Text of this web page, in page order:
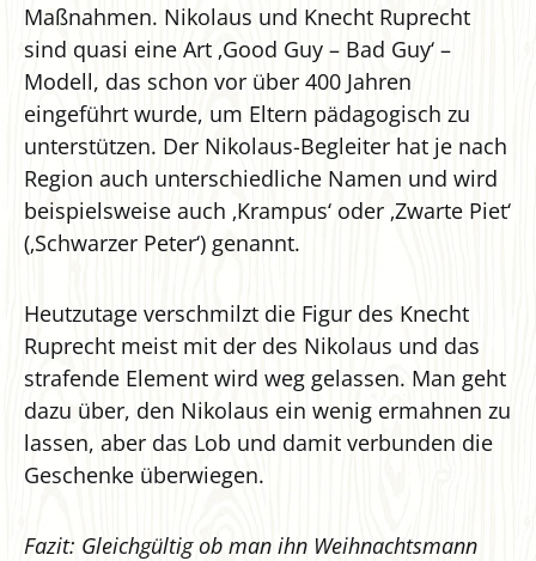
Maßnahmen. Nikolaus und Knecht Ruprecht
sind quasi eine Art ‚Good Guy – Bad Guy‘ –
Modell, das schon vor über 400 Jahren
eingeführt wurde, um Eltern pädagogisch zu
unterstützen. Der Nikolaus-Begleiter hat je nach
Region auch unterschiedliche Namen und wird
beispielsweise auch ‚Krampus‘ oder ‚Zwarte Piet‘
(‚Schwarzer Peter‘) genannt.
Heutzutage verschmilzt die Figur des Knecht
Ruprecht meist mit der des Nikolaus und das
strafende Element wird weg gelassen. Man geht
dazu über, den Nikolaus ein wenig ermahnen zu
lassen, aber das Lob und damit verbunden die
Geschenke überwiegen.
Fazit: Gleichgültig ob man ihn Weihnachtsmann